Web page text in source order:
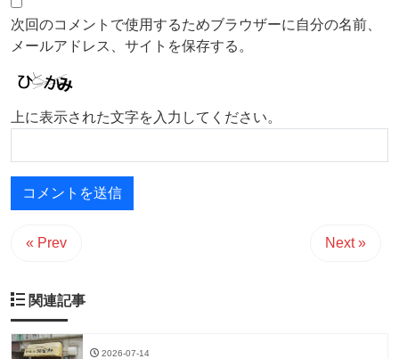
次回のコメントで使用するためブラウザーに自分の名前、
メールアドレス、サイトを保存する。
上に表示された文字を入力してください。
« Prev Next »
関連記事
2026-07-14